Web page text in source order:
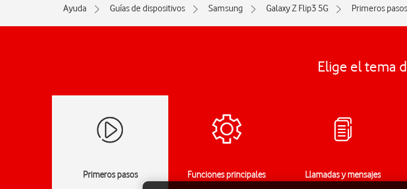
Ayuda Guías de dispositivos Samsung Galaxy Z Flip3 5G Primeros pasos
Elige el tema
Primeros pasos Funciones principales Llamadas y mensajes